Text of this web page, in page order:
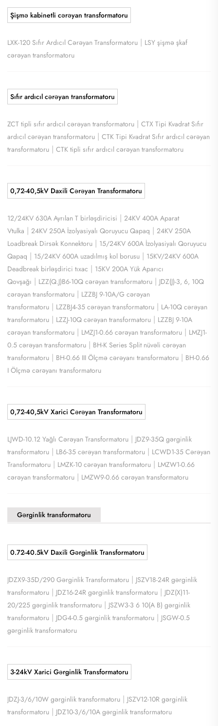
Şişmə kabinetli cərəyan transformatoru
LXK-120 Sıfır Ardıcıl Cərəyan Transformatoru | LSY şişmə şkaf
cərəyan transformatoru
Sıfır ardıcıl cərəyan transformatoru
ZCT tipli sıfır ardıcıl cərəyan transformatoru | CTX Tipi Kvadrat Sıfır
ardıcıl cərəyan transformatoru | CTK Tipi Kvadrat Sıfır ardıcıl cərəyan
transformatoru | CTK tipli sıfır ardıcıl cərəyan transformatoru
0,72-40,5kV Daxili Cərəyan Transformatoru
12/24KV 630A Ayrılan T birləşdiricisi | 24KV 400A Aparat
Vtulka | 24KV 250A İzolyasiyalı Qoruyucu Qapaq | 24KV 250A
Loadbreak Dirsək Konnektoru | 15/24KV 600A İzolyasiyalı Qoruyucu
Qapaq | 15/24KV 600A uzadılmış kol borusu | 15KV/24KV 600A
Deadbreak birləşdirici tıxac | 15KV 200A Yük Aparıcı
Qovşağı | LZZ(Q.J)B6-10Q cərəyan transformatoru | JDZ(J)-3, 6, 10Q
cərəyan transformatoru | LZZBJ 9-10A/G cərəyan
transformatoru | LZZBJ4-35 cərəyan transformatoru | LA-10Q cərəyan
transformatoru | LZZJ-10Q cərəyan transformatoru | LZZBJ 9-10A
cərəyan transformatoru | LMZJ1-0.66 cərəyan transformatoru | LMZJ1-
0.5 cərəyan transformatoru | BH-K Series Split nüvəli cərəyan
transformatoru | BH-0.66 III Ölçmə cərəyanı transformatoru | BH-0.66
I Ölçmə cərəyanı transformatoru
0,72-40,5kV Xarici Cərəyan Transformatoru
LJWD-10.12 Yağlı Cərəyan Transformatoru | JDZ9-35Q gərginlik
transformatoru | LB6-35 cərəyan transformatoru | LCWD1-35 Cərəyan
Transformatoru | LMZK-10 cərəyan transformatoru | LMZW1-0.66
cərəyan transformatoru | LMZW9-0.66 cərəyan transformatoru
Gərginlik transformatoru
0.72-40.5kV Daxili Gərginlik Transformatoru
JDZX9-35D/290 Gərginlik Transformatoru | JSZV18-24R gərginlik
transformatoru | JDZ16-24R gərginlik transformatoru | JDZ(X)11-
20/225 gərginlik transformatoru | JSZW3-3 6 10(A B) gərginlik
transformatoru | JDG4-0.5 gərginlik transformatoru | JSGW-0.5
gərginlik transformatoru
3-24kV Xarici Gərginlik Transformatoru
JDZJ-3/6/10W gərginlik transformatoru | JSZV12-10R gərginlik
transformatoru | JDZ10-3/6/10A gərginlik transformatoru